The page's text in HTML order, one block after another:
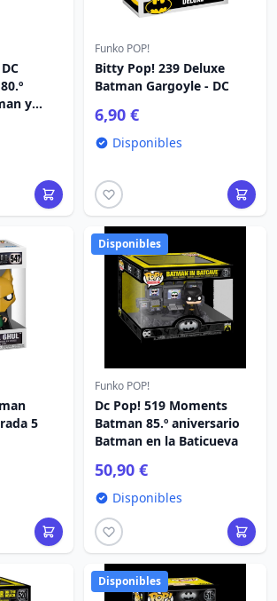
y
Funko POP!
Bitty Pop! 239 Deluxe
Batman Gargoyle - DC
6,90 €
Disponibles
5
Disponibles
Funko POP!
Dc Pop! 519 Moments
Batman 85.º aniversario
Batman en la Baticueva
50,90 €
Disponibles
Disponibles